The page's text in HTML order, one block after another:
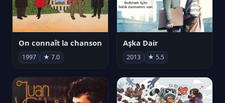
On connaît la chanson
1997 ★ 7.0
Aşka Dair
2013 ★ 5.5